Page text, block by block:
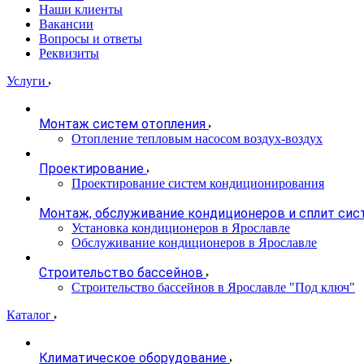
Наши клиенты
Вакансии
Вопросы и ответы
Реквизиты
Услуги
Монтаж систем отопления
Отопление тепловым насосом воздух-воздух
Проектирование
Проектирование систем кондиционирования
Монтаж, обслуживание кондиционеров и сплит
Установка кондиционеров в Ярославле
Обслуживание кондиционеров в Ярославле
Строительство бассейнов
Строительство бассейнов в Ярославле "Под ключ"
Каталог
Климатическое оборудование